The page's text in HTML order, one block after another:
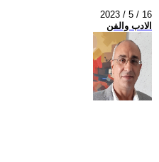
2023 / 5 / 16
الادب والفن